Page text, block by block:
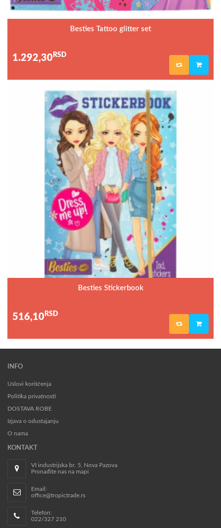
Besties Tattoo glitter set
1.292,30 RSD
Besties Stickerbook
516,10 RSD
INFO
Uslovi korišćenja
Politika privatnosti
DOSTAVA ROBE
Izjava o odustajanju
O nama
KONTAKT
VI industrijska br. 5, Nova Pazova
Pronađite nas na mapi
Email:
office@tropictrade.rs
Telefon:
022/327 210